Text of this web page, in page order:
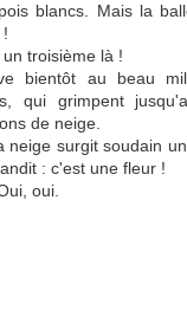
blancs. Mais la
troisième là !
bientôt au beau
qui grimpent
de neige.
neige surgit soudain
: c'est une fleur !
oui.